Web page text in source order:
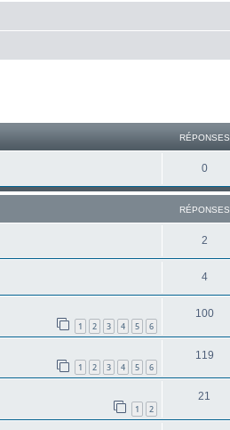
RÉPONSES
0
RÉPONSES
2
4
1 2 3 4 5 6
100
1 2 3 4 5 6
119
1 2
21